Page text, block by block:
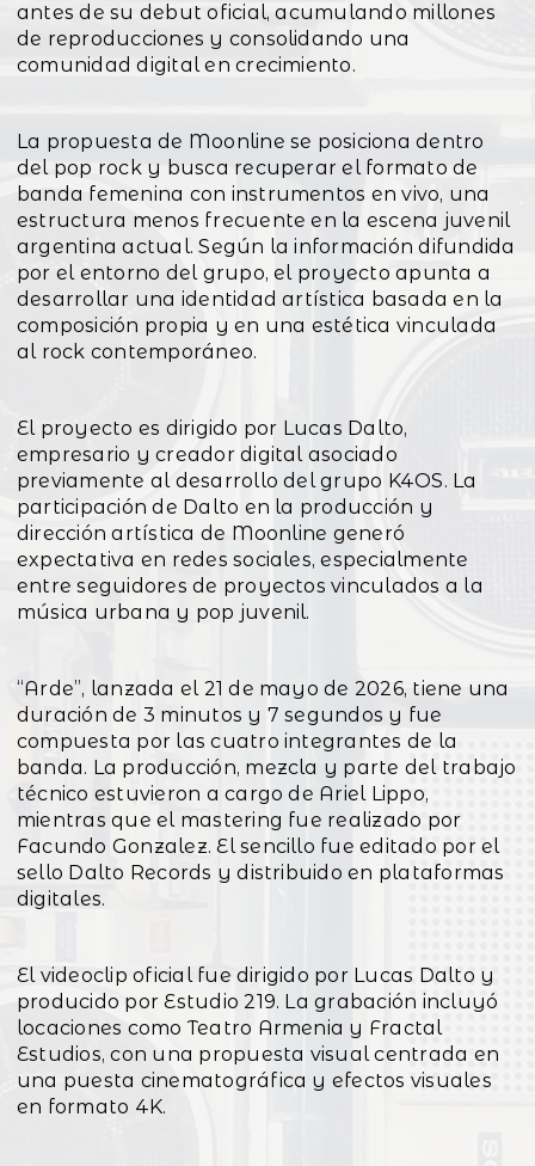
antes de su debut oficial, acumulando millones
de reproducciones y consolidando una
comunidad digital en crecimiento.
La propuesta de Moonline se posiciona dentro
del pop rock y busca recuperar el formato de
banda femenina con instrumentos en vivo, una
estructura menos frecuente en la escena juvenil
argentina actual. Según la información difundida
por el entorno del grupo, el proyecto apunta a
desarrollar una identidad artística basada en la
composición propia y en una estética vinculada
al rock contemporáneo.
El proyecto es dirigido por Lucas Dalto,
empresario y creador digital asociado
previamente al desarrollo del grupo K4OS. La
participación de Dalto en la producción y
dirección artística de Moonline generó
expectativa en redes sociales, especialmente
entre seguidores de proyectos vinculados a la
música urbana y pop juvenil.
“Arde”, lanzada el 21 de mayo de 2026, tiene una
duración de 3 minutos y 7 segundos y fue
compuesta por las cuatro integrantes de la
banda. La producción, mezcla y parte del trabajo
técnico estuvieron a cargo de Ariel Lippo,
mientras que el mastering fue realizado por
Facundo Gonzalez. El sencillo fue editado por el
sello Dalto Records y distribuido en plataformas
digitales.
El videoclip oficial fue dirigido por Lucas Dalto y
producido por Estudio 219. La grabación incluyó
locaciones como Teatro Armenia y Fractal
Estudios, con una propuesta visual centrada en
una puesta cinematográfica y efectos visuales
en formato 4K.